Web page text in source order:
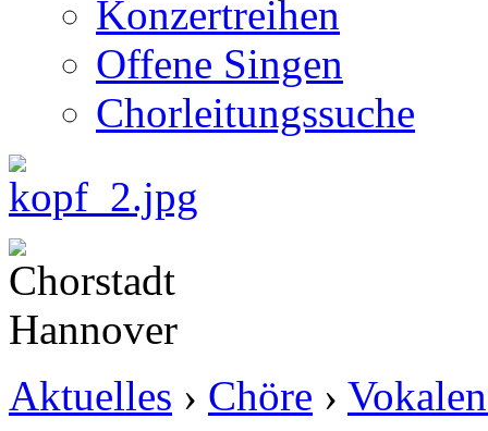
Konzertreihen
Offene Singen
Chorleitungssuche
Aktuelles › Chöre ›